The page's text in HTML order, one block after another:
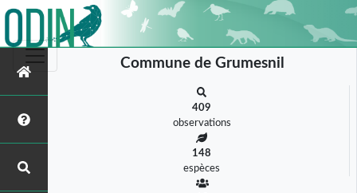
Commune de Grumesnil
409
observations
148
espèces